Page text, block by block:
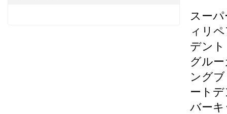
スーパ
ィリ
デン
グル
ング
ート
バー